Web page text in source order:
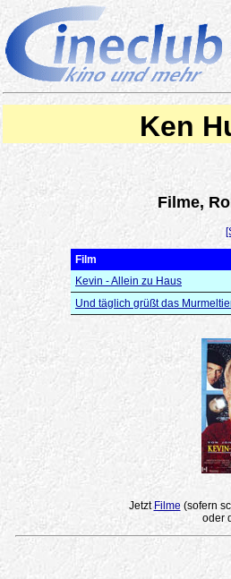
Ken
Filme,
Film
Kevin - Allein zu Haus
Und täglich grüßt das
JetztFilme(sofern
oder